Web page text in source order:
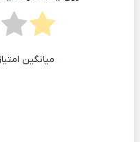
میانگین امتیاز